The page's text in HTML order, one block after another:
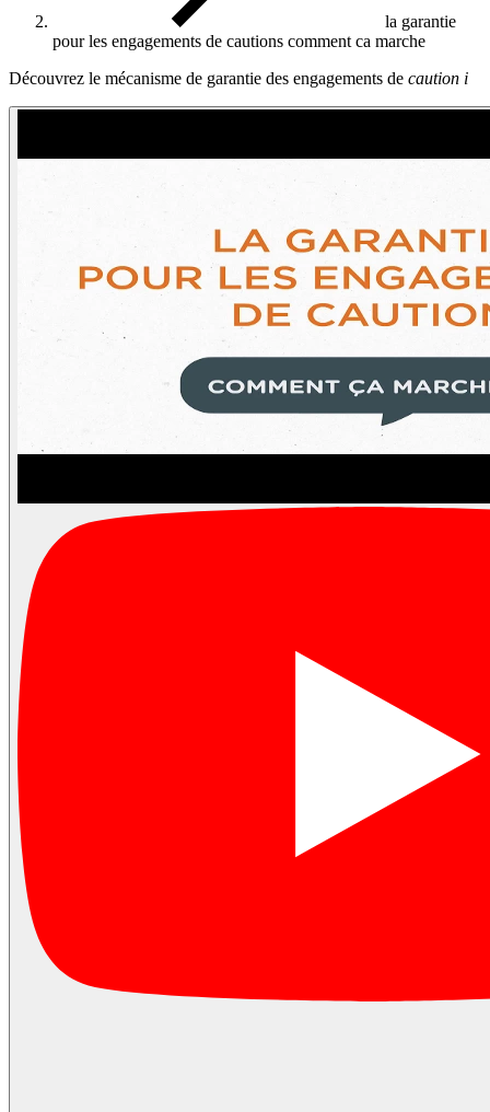
la garantie
pour les engagements de cautions comment ca marche
Découvrez le mécanisme de garantie des engagements de caution i